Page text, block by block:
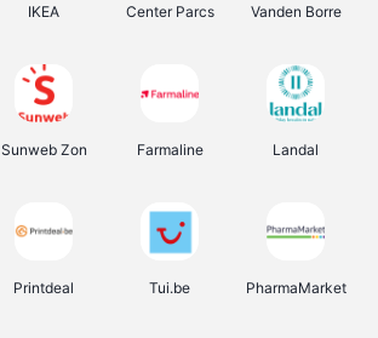
IKEA Center Parcs Vanden Borre
Sunweb Zon Farmaline Landal
Printdeal Tui.be PharmaMarket